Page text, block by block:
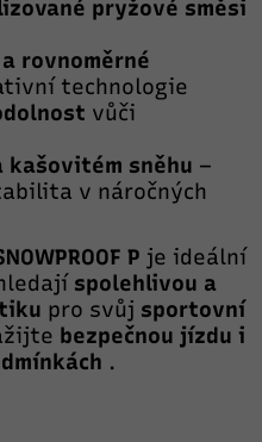
pryžové směsi
rovnoměrné
technologie
vůči
kašovitém sněhu –
v náročných
P je ideální
spolehlivou a
pro svůj sportovní
bezpečnou jízdu i
.